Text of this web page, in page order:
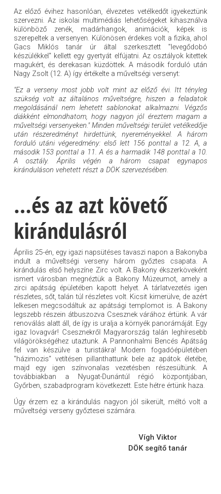
Az előző évihez hasonlóan, élvezetes vetélkedőt igyekeztünk
szervezni. Az iskolai multimédiás lehetőségeket kihasználva
különböző zenék, madárhangok, animációk, képek is
szerepeltek a versenyen. Különösen érdekes volt a fizika, ahol
Gacs Miklós tanár úr által szerkesztett "levegődobó
készülékkel" kellett egy gyertyát elfújatni. Az osztályok kitettek
magukért, és derekasan küzdöttek. A második forduló után
Nagy Zsolt (12. A) így értékelte a műveltségi versenyt:
"Ez a verseny most jobb volt mint az előző évi. Itt tényleg
szükség volt az általános műveltségre, hiszen a feladatok
megoldásánál nem lehetett sablonokat alkalmazni. Végzős
diákként elmondhatom, hogy nagyon jól éreztem magam a
műveltségi versenyeken." Minden műveltségi terület vetélkedője
után részeredményt hirdettünk, nyereményekkel. A három
forduló utáni végeredmény: első lett 156 ponttal a 12. A, a
második 153 ponttal a 11. A és a harmadik 148 ponttal a 10.
A osztály. Április végén a három csapat egynapos
kiránduláson vehetett részt a DÖK szervezésében.
…és az azt követő
kirándulásról
Április 25-én, egy igazi napsütéses tavaszi napon a Bakonyba
indult a műveltségi verseny három győztes csapata. A
kirándulás első helyszíne Zirc volt. A Bakony ékszerköveként
ismert városban megnéztük a Bakony Múzeumot, amely a
zirci apátság épületében kapott helyet. A tárlatvezetés igen
részletes, sőt, talán túl részletes volt. Kicsit kimerülve, de azért
lelkesen megcsodáltuk az apátsági templomot is. A Bakony
legszebb részein átbuszozva Csesznek várához értünk. A vár
renoválás alatt áll, de így is uralja a környék panorámáját. Egy
igaz lovagvár! Csesznekről Magyarország talán leghíresebb
világörökségéhez utaztunk. A Pannonhalmi Bencés Apátság
fel van készülve a turistákra! Modern fogadóépületében
"házimozis" vetítésen pillanthattunk bele az apátok életébe,
majd egy igen színvonalas vezetésben részesültünk. A
továbbiakban a Nyugat-Dunántúl régió központjában,
Győrben, szabadprogram következett. Este hétre értünk haza.
Úgy érzem ez a kirándulás nagyon jól sikerült, méltó volt a
műveltségi verseny győztesei számára.
Vígh Viktor
DÖK segítő tanár